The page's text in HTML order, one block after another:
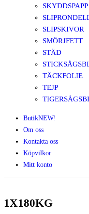
SKYDDSPAPP
SLIPSKIVOR
SMÖRJFETT
STÄD
TÄCKFOLIE
TEJP
ButikNEW!
Om oss
Kontakta oss
Köpvilkor
Mitt konto
1X180KG